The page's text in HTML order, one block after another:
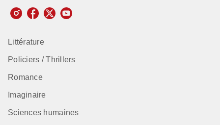
Littérature
Policiers / Thrillers
Romance
Imaginaire
Sciences humaines